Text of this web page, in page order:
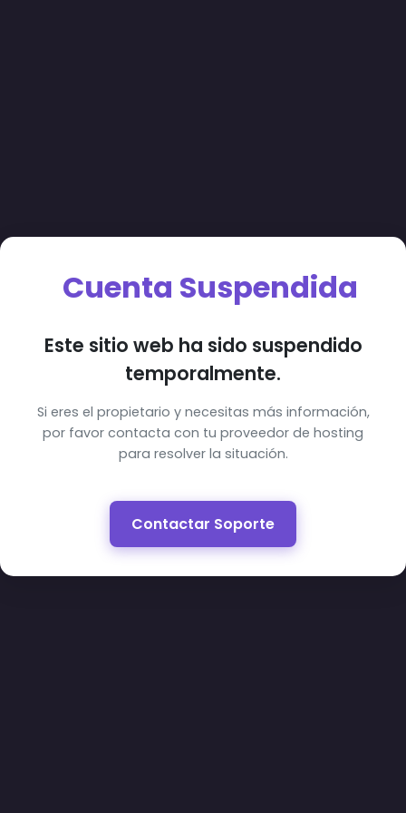
Cuenta Suspendida
Este sitio web ha sido suspendido
temporalmente.
Si eres el propietario y necesitas más información,
por favor contacta con tu proveedor de hosting
para resolver la situación.
Contactar Soporte